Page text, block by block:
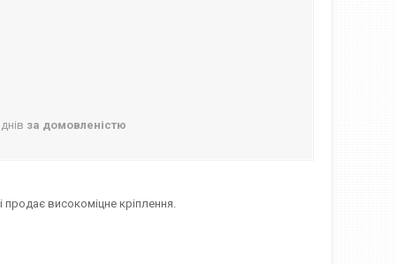
за домовленістю
високоміцне кріплення.